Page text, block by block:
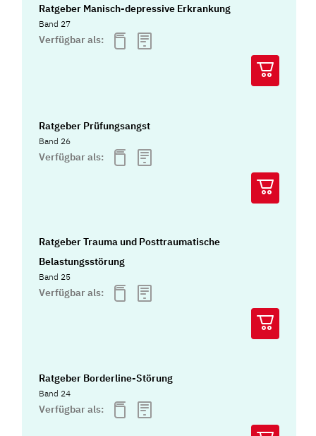
Ratgeber Manisch-depressive Erkrankung
Band 27
Verfügbar als:
Ratgeber Prüfungsangst
Band 26
Verfügbar als:
Ratgeber Trauma und Posttraumatische
Belastungsstörung
Band 25
Verfügbar als:
Ratgeber Borderline-Störung
Band 24
Verfügbar als: